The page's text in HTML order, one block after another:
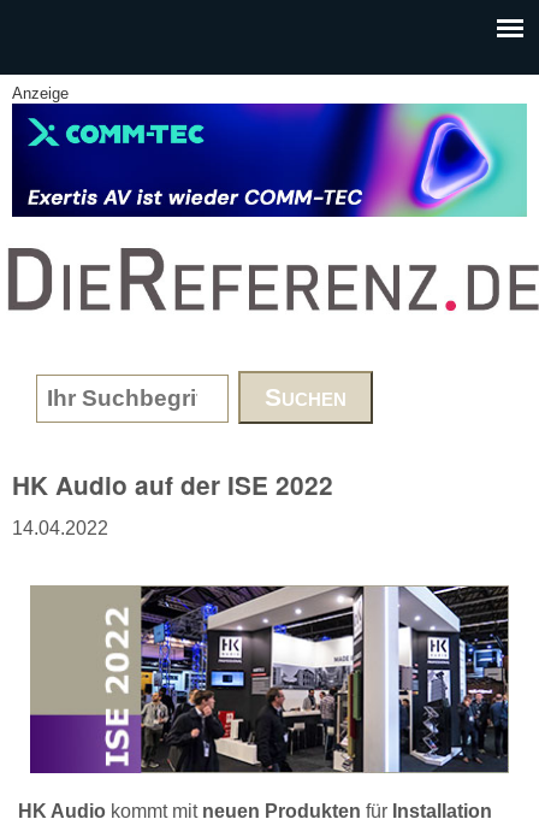
Anzeige
www.DieReferenz.de
Search form
HK Audio auf der ISE 2022
14.04.2022
HK Audio kommt mitneuen Produkten für Installation